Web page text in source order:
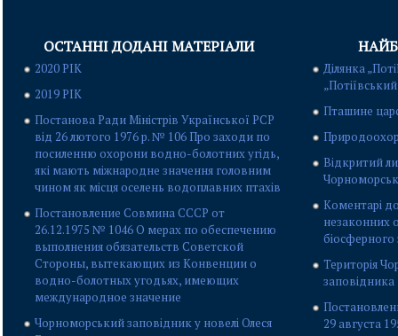
ОСТАННІ ДОДАНІ МАТЕРІАЛИ
2020 РІК
2019 РІК
Постанова Ради Міністрів Української РСР
від 26 лютого 1976 р. № 106 Про заходи по
посиленню охорони водно-болотних угідь,
які мають міжнародне значення головним
чином як місця оселень водоплавних птахів
Постановление Совмина СССР от
26.12.1975 № 1046 О мерах по обеспечению
выполнения обязательств Советской
Стороны, вытекающих из Конвенции о
водно-болотных угодьях, имеющих
международное значение
Чорноморський заповідник у новелі Олеся
Ділянка
Пташине
Відкритий
Коментарі
незаконних
Територія
заповідника
29 августа